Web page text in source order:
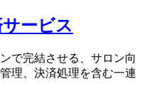
ービス
で完結させる、サロン向
理、決済処理を含む一連